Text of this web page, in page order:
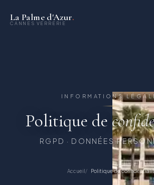
La Palme d'Azur.
CANNES VERRERIE
INFORMATIONS
Politique de
RGPD · DONNÉES
Accueil Politique de